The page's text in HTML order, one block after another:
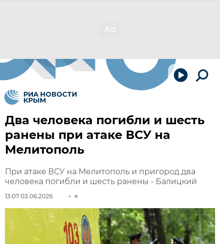
Два человека погибли и шесть
ранены при атаке ВСУ на
Мелитополь
При атаке ВСУ на Мелитополь и пригород два
человека погибли и шесть ранены - Балицкий
13:07 03.06.2026